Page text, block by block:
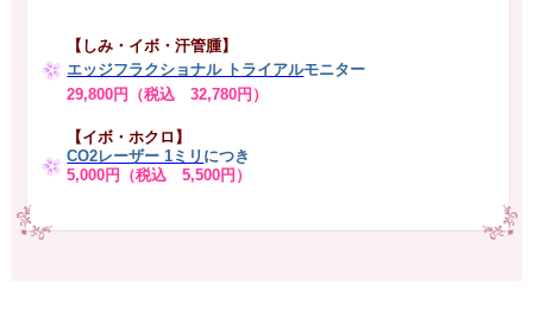
【しみ・イボ・汗管腫】
エッジフラクショナル トライアルモニター
29,800円（税込 32,780円）
【イボ・ホクロ】
CO2レーザー 1ミリ につき
5,000円（税込 5,500円）